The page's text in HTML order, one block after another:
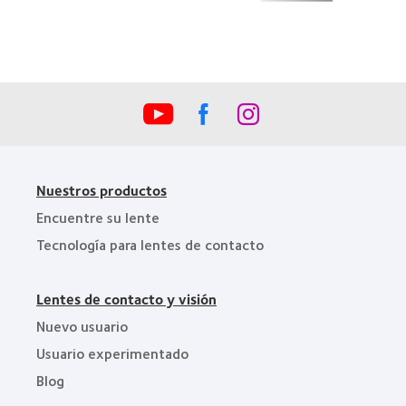
Nuestros productos
Encuentre su lente
Tecnología para lentes de contacto
Lentes de contacto y visión
Nuevo usuario
Usuario experimentado
Blog